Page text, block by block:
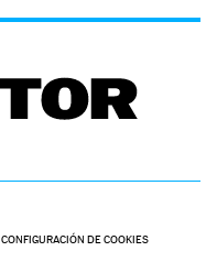
CONFIGURACIÓN DE COOKIES